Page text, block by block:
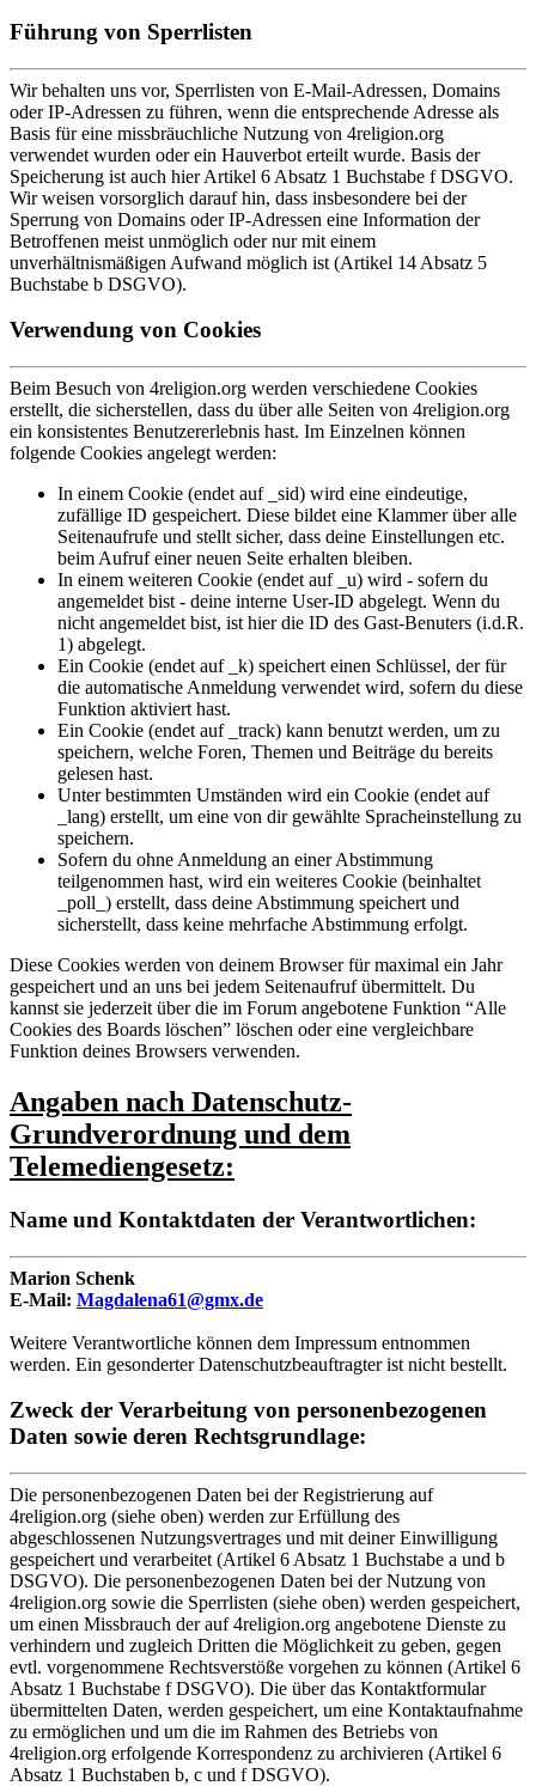
Führung von Sperrlisten
Wir behalten uns vor, Sperrlisten von E-Mail-Adressen, Domains
oder IP-Adressen zu führen, wenn die entsprechende Adresse als
Basis für eine missbräuchliche Nutzung von 4religion.org
verwendet wurden oder ein Hauverbot erteilt wurde. Basis der
Speicherung ist auch hier Artikel 6 Absatz 1 Buchstabe f DSGVO.
Wir weisen vorsorglich darauf hin, dass insbesondere bei der
Sperrung von Domains oder IP-Adressen eine Information der
Betroffenen meist unmöglich oder nur mit einem
unverhältnismäßigen Aufwand möglich ist (Artikel 14 Absatz 5
Buchstabe b DSGVO).
Verwendung von Cookies
Beim Besuch von 4religion.org werden verschiedene Cookies
erstellt, die sicherstellen, dass du über alle Seiten von 4religion.org
ein konsistentes Benutzererlebnis hast. Im Einzelnen können
folgende Cookies angelegt werden:
In einem Cookie (endet auf _sid) wird eine eindeutige,
zufällige ID gespeichert. Diese bildet eine Klammer über alle
Seitenaufrufe und stellt sicher, dass deine Einstellungen etc.
beim Aufruf einer neuen Seite erhalten bleiben.
In einem weiteren Cookie (endet auf _u) wird - sofern du
angemeldet bist - deine interne User-ID abgelegt. Wenn du
nicht angemeldet bist, ist hier die ID des Gast-Benuters (i.d.R.
1) abgelegt.
Ein Cookie (endet auf _k) speichert einen Schlüssel, der für
die automatische Anmeldung verwendet wird, sofern du diese
Funktion aktiviert hast.
Ein Cookie (endet auf _track) kann benutzt werden, um zu
speichern, welche Foren, Themen und Beiträge du bereits
gelesen hast.
Unter bestimmten Umständen wird ein Cookie (endet auf
_lang) erstellt, um eine von dir gewählte Spracheinstellung zu
speichern.
Sofern du ohne Anmeldung an einer Abstimmung
teilgenommen hast, wird ein weiteres Cookie (beinhaltet
_poll_) erstellt, dass deine Abstimmung speichert und
sicherstellt, dass keine mehrfache Abstimmung erfolgt.
Diese Cookies werden von deinem Browser für maximal ein Jahr
gespeichert und an uns bei jedem Seitenaufruf übermittelt. Du
kannst sie jederzeit über die im Forum angebotene Funktion “Alle
Cookies des Boards löschen” löschen oder eine vergleichbare
Funktion deines Browsers verwenden.
Angaben nach Datenschutz-
Grundverordnung und dem
Telemediengesetz:
Name und Kontaktdaten der Verantwortlichen:
Marion Schenk
E-Mail: Magdalena61@gmx.de
Weitere Verantwortliche können dem Impressum entnommen
werden. Ein gesonderter Datenschutzbeauftragter ist nicht bestellt.
Zweck der Verarbeitung von personenbezogenen
Daten sowie deren Rechtsgrundlage:
Die personenbezogenen Daten bei der Registrierung auf
4religion.org (siehe oben) werden zur Erfüllung des
abgeschlossenen Nutzungsvertrages und mit deiner Einwilligung
gespeichert und verarbeitet (Artikel 6 Absatz 1 Buchstabe a und b
DSGVO). Die personenbezogenen Daten bei der Nutzung von
4religion.org sowie die Sperrlisten (siehe oben) werden gespeichert,
um einen Missbrauch der auf 4religion.org angebotene Dienste zu
verhindern und zugleich Dritten die Möglichkeit zu geben, gegen
evtl. vorgenommene Rechtsverstöße vorgehen zu können (Artikel 6
Absatz 1 Buchstabe f DSGVO). Die über das Kontaktformular
übermittelten Daten, werden gespeichert, um eine Kontaktaufnahme
zu ermöglichen und um die im Rahmen des Betriebs von
4religion.org erfolgende Korrespondenz zu archivieren (Artikel 6
Absatz 1 Buchstaben b, c und f DSGVO).